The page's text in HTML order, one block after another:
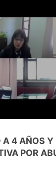
A 4 AÑOS Y
POR